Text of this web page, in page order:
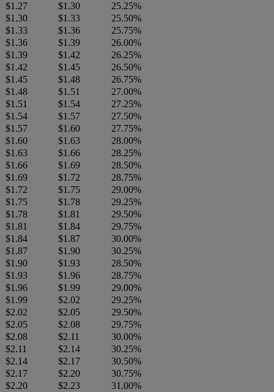
$1.27
$1.30
25.25%
$1.30
$1.33
25.50%
$1.33
$1.36
25.75%
$1.36
$1.39
26.00%
$1.39
$1.42
26.25%
$1.42
$1.45
26.50%
$1.45
$1.48
26.75%
$1.48
$1.51
27.00%
$1.51
$1.54
27.25%
$1.54
$1.57
27.50%
$1.57
$1.60
27.75%
$1.60
$1.63
28.00%
$1.63
$1.66
28.25%
$1.66
$1.69
28.50%
$1.69
$1.72
28.75%
$1.72
$1.75
29.00%
$1.75
$1.78
29.25%
$1.78
$1.81
29.50%
$1.81
$1.84
29.75%
$1.84
$1.87
30.00%
$1.87
$1.90
30.25%
$1.90
$1.93
28.50%
$1.93
$1.96
28.75%
$1.96
$1.99
29.00%
$1.99
$2.02
29.25%
$2.02
$2.05
29.50%
$2.05
$2.08
29.75%
$2.08
$2.11
30.00%
$2.11
$2.14
30.25%
$2.14
$2.17
30.50%
$2.17
$2.20
30.75%
$2.20
$2.23
31.00%